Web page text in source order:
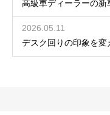
2026.05.11